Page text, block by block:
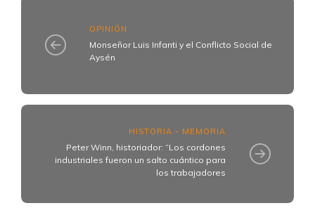
OPINIÓN
Monseñor Luis Infanti y el Conflicto Social de
Aysén
HISTORIA - MEMORIA
Peter Winn, historiador: “Los cordones
industriales fueron un salto cuántico para
los trabajadores